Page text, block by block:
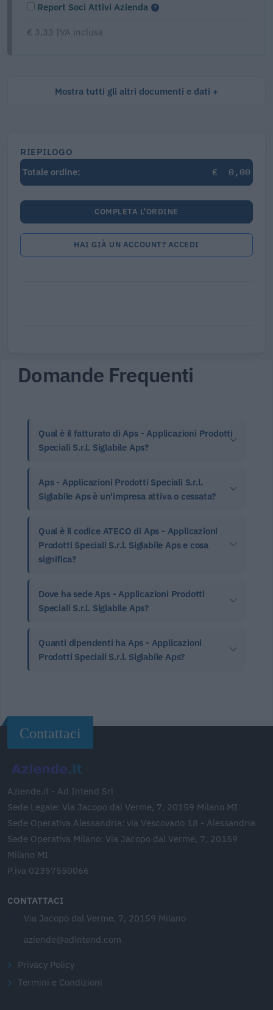
Report Soci Attivi Azienda
€ 3,33 IVA inclusa
Mostra tutti gli altri documenti e dati
RIEPILOGO
Totale ordine:
€ 0,00
COMPLETA L'ORDINE
HAI GIÀ UN ACCOUNT? ACCEDI
Domande Frequenti
Qual è il fatturato di Aps - Applicazioni Prodotti
Speciali S.r.l. Siglabile Aps?
Aps - Applicazioni Prodotti Speciali S.r.l.
Siglabile Aps è un'impresa attiva o cessata?
Qual è il codice ATECO di Aps - Applicazioni
Prodotti Speciali S.r.l. Siglabile Aps e cosa
significa?
Dove ha sede Aps - Applicazioni Prodotti
Speciali S.r.l. Siglabile Aps?
Quanti dipendenti ha Aps - Applicazioni
Prodotti Speciali S.r.l. Siglabile Aps?
Contattaci
Aziende.it - Ad Intend Srl
Sede Legale: Via Jacopo dal Verme, 7, 20159 Milano MI
Sede Operativa Alessandria: via Vescovado 18 - Alessandria
Sede Operativa Milano: Via Jacopo dal Verme, 7, 20159
Milano MI
P.iva 02357550066
CONTATTACI
Via Jacopo dal Verme, 7, 20159 Milano
aziende@adintend.com
Privacy Policy
Termini e Condizioni